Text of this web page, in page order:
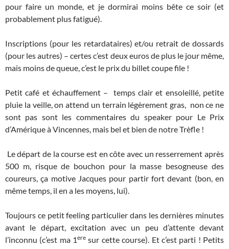
pour faire un monde, et je dormirai moins bête ce soir (et
probablement plus fatigué).
Inscriptions (pour les retardataires) et/ou retrait de dossards
(pour les autres) – certes c’est deux euros de plus le jour même,
mais moins de queue, c’est le prix du billet coupe file !
Petit café et échauffement – temps clair et ensoleillé, petite
pluie la veille, on attend un terrain légèrement gras, non ce ne
sont pas sont les commentaires du speaker pour Le Prix
d’Amérique à Vincennes, mais bel et bien de notre Trèfle !
Le départ de la course est en côte avec un resserrement après
500 m, risque de bouchon pour la masse besogneuse des
coureurs, ça motive Jacques pour partir fort devant (bon, en
même temps, il en a les moyens, lui).
Toujours ce petit feeling particulier dans les dernières minutes
avant le départ, excitation avec un peu d’attente devant
l’inconnu (c’est ma 1ere sur cette course). Et c’est parti ! Petits